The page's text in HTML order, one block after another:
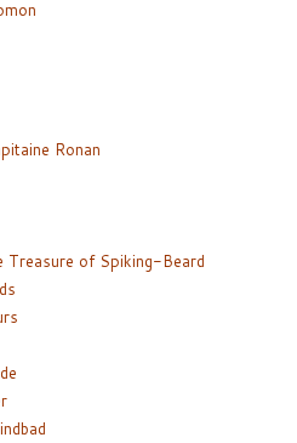
Ronan
Treasure of Spiking-Beard